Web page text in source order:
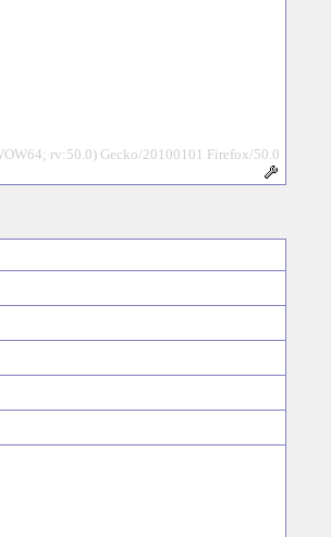
rv:50.0) Gecko/20100101 Firefox/50.0